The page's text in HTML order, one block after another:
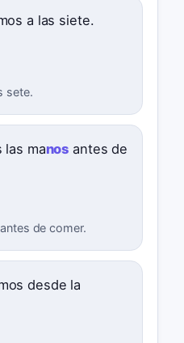
a las siete.
sete.
las manos antes de
de comer.
desde la